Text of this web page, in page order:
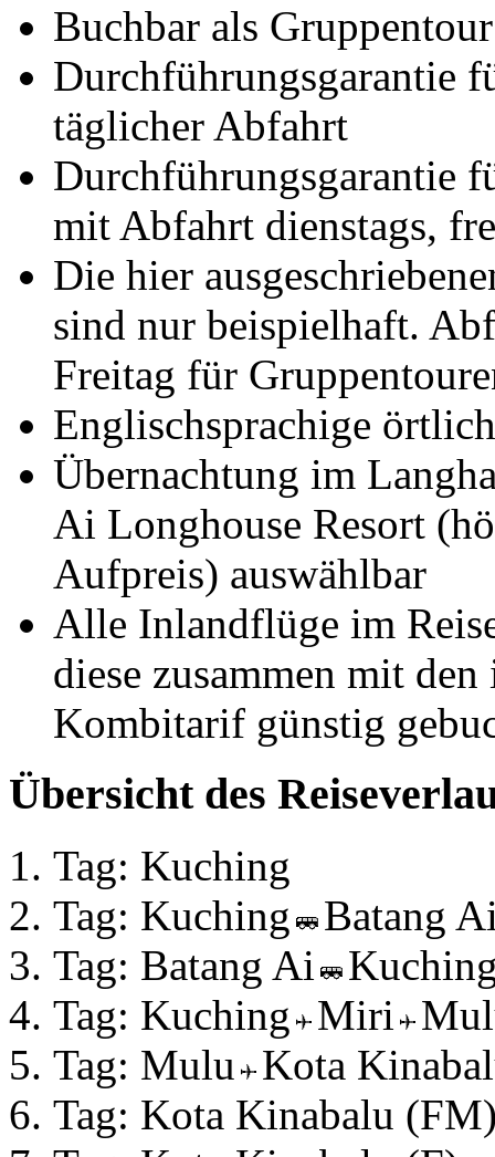
Buchbar als
Durchführungsgarantie
täglicher Abfahrt
Durchführungsgarantie
mit Abfahrt dienstags,
Die hier
sind nur beispielhaft.
Freitag für
Englischsprachige
Übernachtung im
Ai Longhouse Resort
Aufpreis) auswählbar
Alle Inlandflüge im
diese zusammen mit
Kombitarif günstig
Übersicht des
Tag: Kuching
Tag: Kuching
Batang
Tag: Batang Ai
Tag: Kuching
Miri
Tag: Mulu
Kota
Tag: Kota Kinabalu